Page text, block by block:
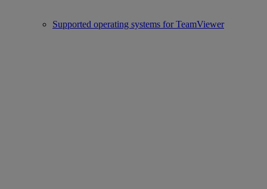
Supported operating systems for TeamViewer